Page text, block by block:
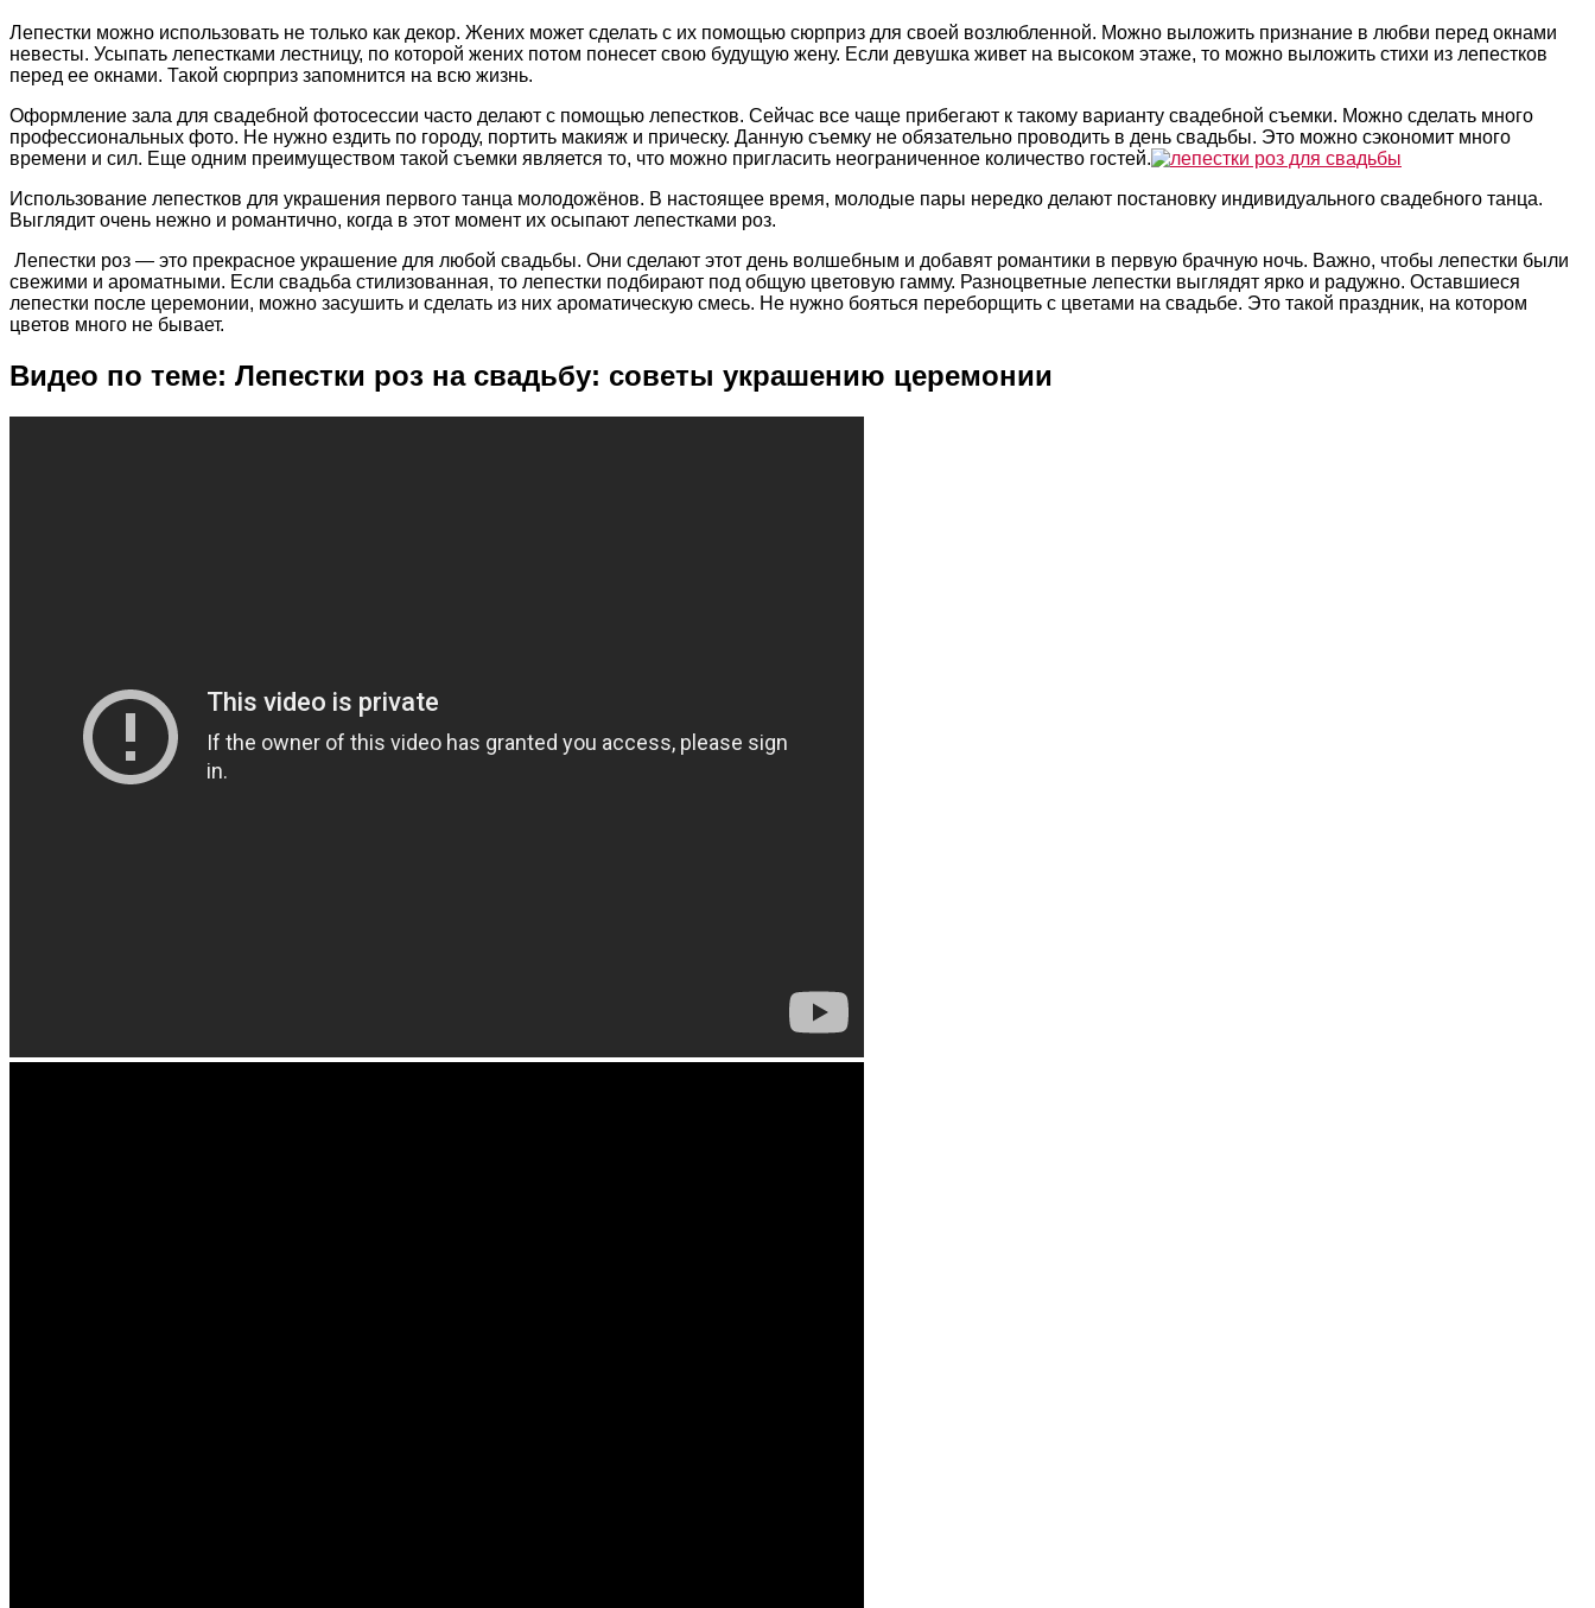
Лепестки можно использовать не только как декор. Жених может сделать с их помощью сюрприз для своей возлюбленной. Можно выложить признание в любви перед окнами
невесты. Усыпать лепестками лестницу, по которой жених потом понесет свою будущую жену. Если девушка живет на высоком этаже, то можно выложить стихи из лепестков
перед ее окнами. Такой сюрприз запомнится на всю жизнь.
Оформление зала для свадебной фотосессии часто делают с помощью лепестков. Сейчас все чаще прибегают к такому варианту свадебной съемки. Можно сделать много
профессиональных фото. Не нужно ездить по городу, портить макияж и прическу. Данную съемку не обязательно проводить в день свадьбы. Это можно сэкономит много
времени и сил. Еще одним преимуществом такой съемки является то, что можно пригласить неограниченное количество гостей.
Использование лепестков для украшения первого танца молодожёнов. В настоящее время, молодые пары нередко делают постановку индивидуального свадебного танца.
Выглядит очень нежно и романтично, когда в этот момент их осыпают лепестками роз.
Лепестки роз — это прекрасное украшение для любой свадьбы. Они сделают этот день волшебным и добавят романтики в первую брачную ночь. Важно, чтобы лепестки были
свежими и ароматными. Если свадьба стилизованная, то лепестки подбирают под общую цветовую гамму. Разноцветные лепестки выглядят ярко и радужно. Оставшиеся
лепестки после церемонии, можно засушить и сделать из них ароматическую смесь. Не нужно бояться переборщить с цветами на свадьбе. Это такой праздник, на котором
цветов много не бывает.
Видео по теме: Лепестки роз на свадьбу: советы украшению церемонии